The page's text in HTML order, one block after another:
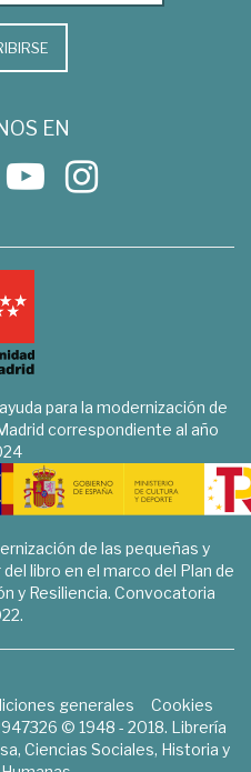
EN
para la modernización de
correspondiente al año
de las pequeñas y
libro en el marco del Plan de
y Resiliencia. Convocatoria
generales
Cookies
© 1948 - 2018. Librería
Ciencias Sociales, Historia y